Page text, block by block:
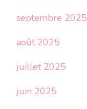
septembre 2025
août 2025
juillet 2025
juin 2025